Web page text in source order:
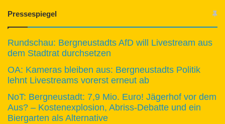
Pressespiegel
Rundschau: Bergneustadts AfD will Livestream aus
dem Stadtrat durchsetzen
OA: Kameras bleiben aus: Bergneustadts Politik
lehnt Livestreams vorerst erneut ab
NoT: Bergneustadt: 7,9 Mio. Euro! Jägerhof vor dem
Aus? – Kostenexplosion, Abriss-Debatte und ein
Biergarten als Alternative